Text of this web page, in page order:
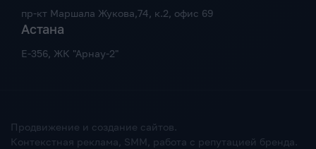
пр-кт Маршала Жукова,74, к.2, офис 69
Астана
Е-356, ЖК "Арнау-2"
Продвижение и создание сайтов.
Контекстная реклама, SMM, работа с репутацией бренда.